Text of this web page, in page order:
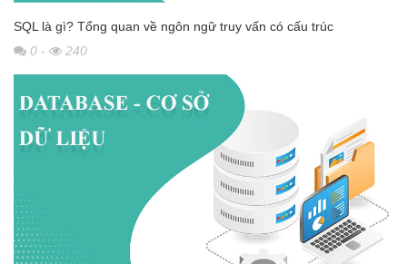
SQL là gì? Tổng quan về ngôn ngữ truy vấn có cấu trúc
0 - 240